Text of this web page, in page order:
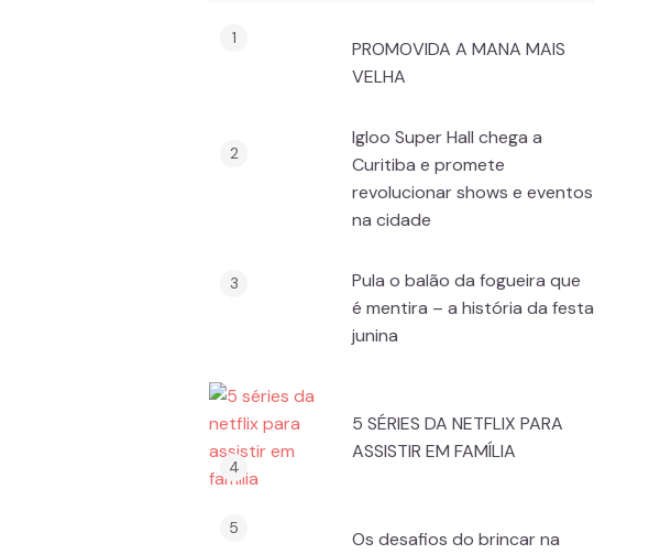
PROMOVIDA A MANA MAIS
VELHA
Igloo Super Hall chega a
Curitiba e promete
revolucionar shows e eventos
na cidade
Pula o balão da fogueira que
é mentira – a história da festa
junina
5 SÉRIES DA NETFLIX PARA
ASSISTIR EM FAMÍLIA
Os desafios do brincar na